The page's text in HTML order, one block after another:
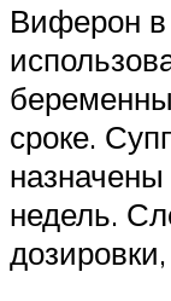
Виферон
сроке.
назначены
недель.